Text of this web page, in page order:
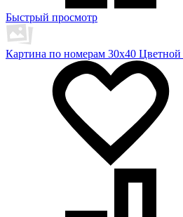
Быстрый просмотр
Картина по номерам 30х40